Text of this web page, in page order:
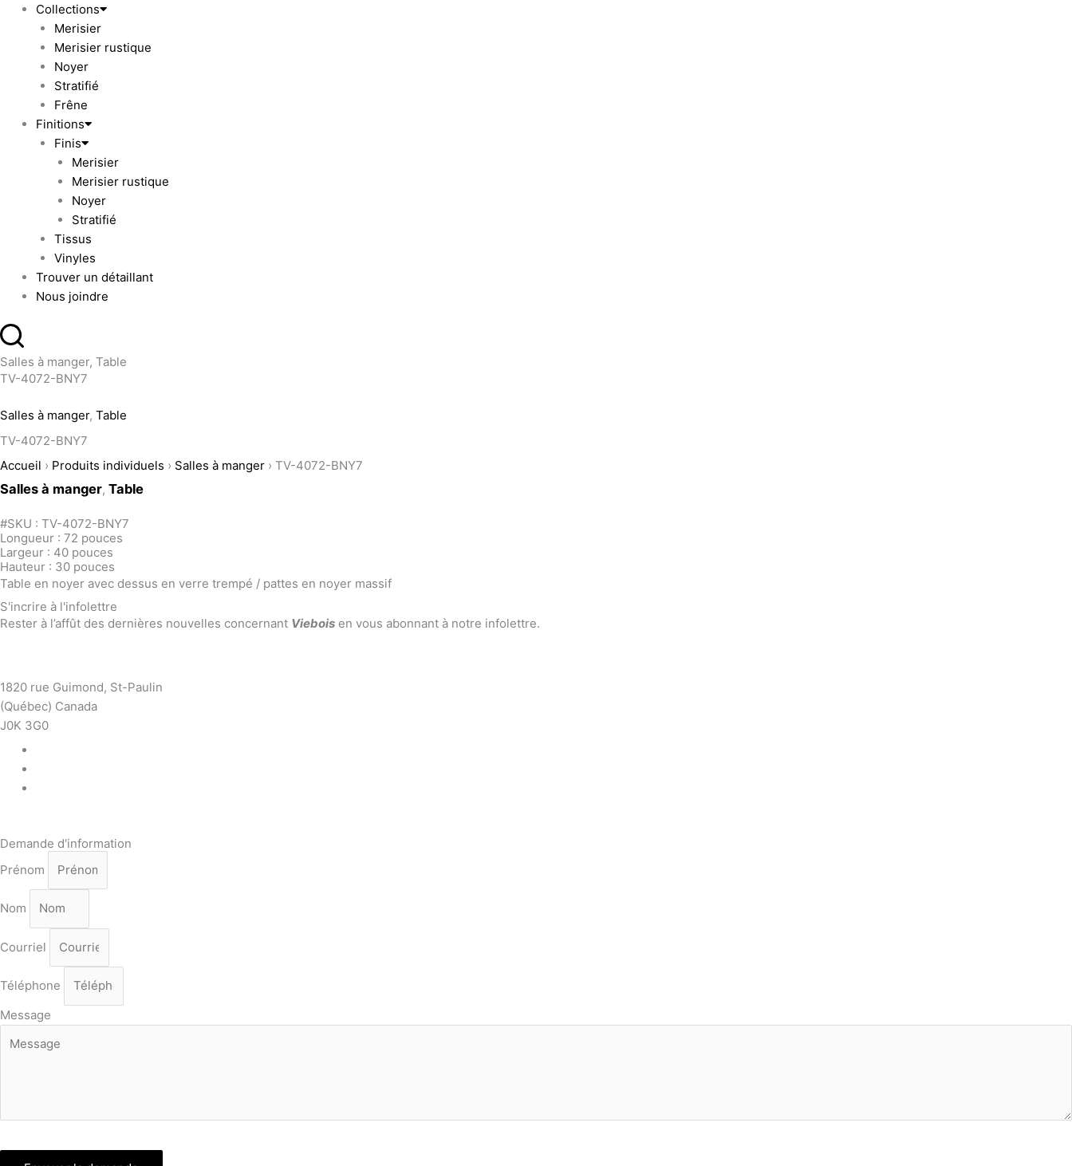
Collections
Merisier
Merisier rustique
Noyer
Stratifié
Frêne
Finitions
Finis
Merisier
Merisier rustique
Noyer
Stratifié
Tissus
Vinyles
Trouver un détaillant
Nous joindre
Salles à manger, Table
TV-4072-BNY7
Salles à manger, Table
TV-4072-BNY7
Accueil › Produits individuels › Salles à manger › TV-4072-BNY7
Salles à manger, Table
#SKU : TV-4072-BNY7
Longueur : 72 pouces
Largeur : 40 pouces
Hauteur : 30 pouces
Table en noyer avec dessus en verre trempé / pattes en noyer massif
S'incrire à l'infolettre
Rester à l’affût des dernières nouvelles concernant Viebois en vous abonnant à notre infolettre.
1820 rue Guimond, St-Paulin
(Québec) Canada
J0K 3G0
Demande d'information
Prénom
Nom
Courriel
Téléphone
Message